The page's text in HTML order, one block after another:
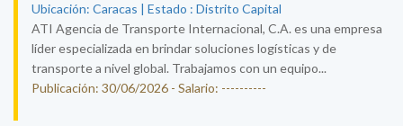
Ubicación: Caracas | Estado : Distrito Capital
ATI Agencia de Transporte Internacional, C.A. es una empresa
líder especializada en brindar soluciones logísticas y de
transporte a nivel global. Trabajamos con un equipo...
Publicación: 30/06/2026 - Salario: ----------